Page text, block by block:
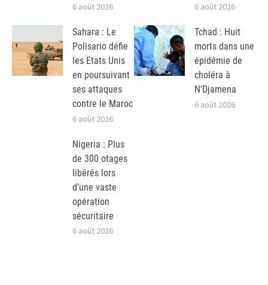
6 août 2026 6 août 2026
Sahara : Le
Polisario défie
les Etats Unis
en poursuivant
ses attaques
contre le Maroc
6 août 2026
Tchad : Huit
morts dans une
épidémie de
choléra à
N’Djamena
6 août 2026
Nigeria : Plus
de 300 otages
libérés lors
d’une vaste
opération
sécuritaire
6 août 2026